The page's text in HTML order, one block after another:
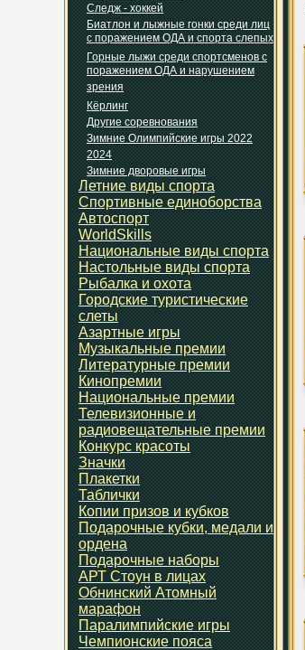
Следж - хоккей
Биатлон и лыжные гонки среди лиц
с поражением ОДА и спорта слепых
Горные лыжи среди спортсменов с
поражением ОДА и нарушением
зрения
Кёрлинг
Другие соревнования
Зимние Олимпийские игры 2022
2024
Зимние дворовые игры
Летние виды спорта
Спортивные единоборства
Автоспорт
WorldSkills
Национальные виды спорта
Настольные виды спорта
Рыбалка и охота
Городские туристические
слеты
Азартные игры
Музыкальные премии
Литературные премии
Кинопремии
Национальные премии
Телевизионные и
радиовещательные премии
Конкурс красоты
Значки
Плакетки
Таблички
Копии призов и кубков
Подарочные кубки, медали и
ордена
Подарочные наборы
АРТ Стоун в лицах
Обнинский Атомный
марафон
Паралимпийские игры
Чемпионские пояса